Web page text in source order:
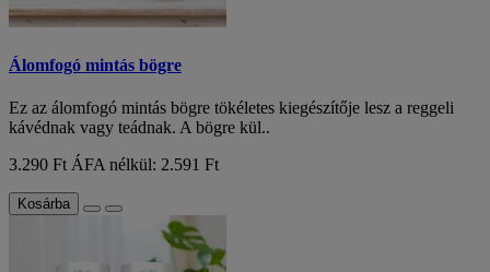
Álomfogó mintás bögre
Ez az álomfogó mintás bögre tökéletes kiegészítője lesz a reggeli
kávédnak vagy teádnak. A bögre kül..
3.290 Ft ÁFA nélkül: 2.591 Ft
Kosárba